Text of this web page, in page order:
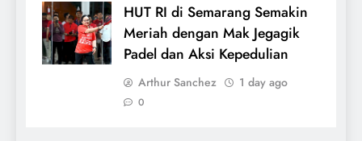
HUT RI di Semarang Semakin
Meriah dengan Mak Jegagik
Padel dan Aksi Kepedulian
Arthur Sanchez 1 day ago
0